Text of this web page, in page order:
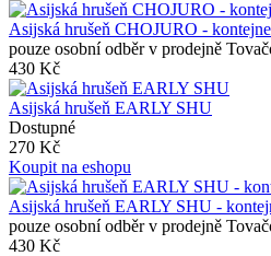
Asijská hrušeň CHOJURO -
pouze osobní odběr v prodejně
430 Kč
Asijská hrušeň EARLY SHU
Dostupné
270 Kč
Koupit na eshopu
Asijská hrušeň EARLY SHU -
pouze osobní odběr v prodejně
430 Kč